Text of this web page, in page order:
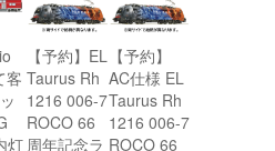
客
灯
【予約】EL
Taurus Rh
1216 006-7
ROCO 66
周年記念ラ
【予約】
AC仕様 EL
Taurus Rh
1216 006-7
ROCO 66